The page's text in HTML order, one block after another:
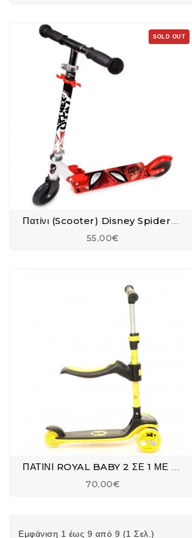
SOLD OUT
55,00€
70,00€
Εμφάνιση 1 έως 9 από 9 (1 Σελ.)